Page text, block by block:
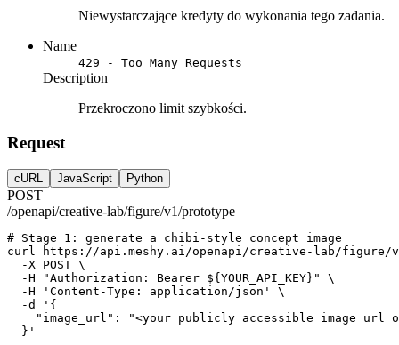
Niewystarczające kredyty do wykonania tego zadania.
Name
429 - Too Many Requests
Description
Przekroczono limit szybkości.
Request
cURL JavaScript Python
POST
/openapi/creative-lab/figure/v1/prototype
# Stage 1: generate a chibi-style concept image
curl
https://api.meshy.ai/openapi/creative-lab/figure/
-X POST \
-H
"Authorization: Bearer ${YOUR_API_KEY}"
\
-H
'Content-Type: application/json'
\
-d
'{
"image_url": "<your publicly accessible image url
  }'